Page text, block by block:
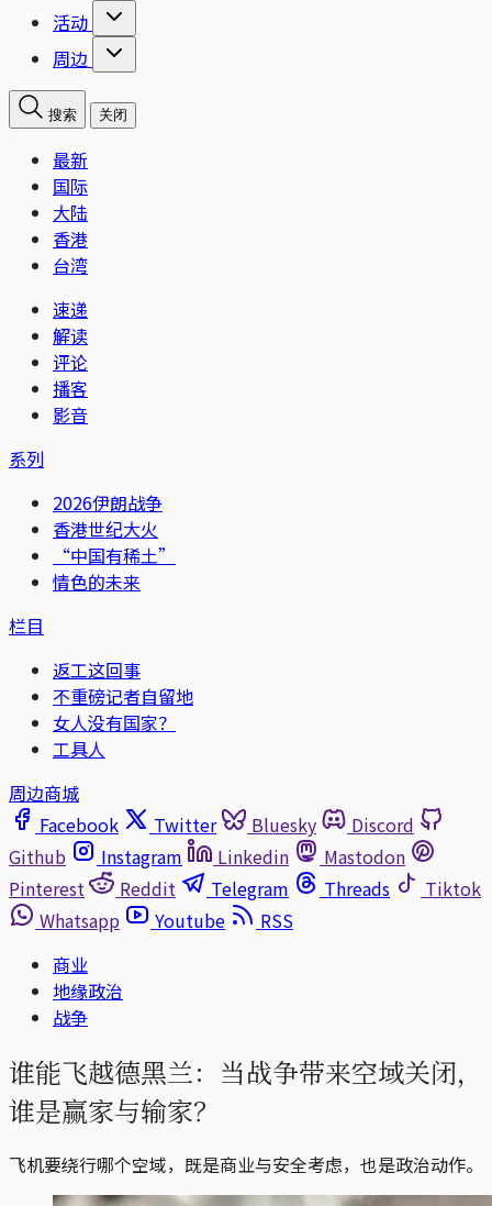
活动
周边
搜索 关闭
最新
国际
大陆
香港
台湾
速递
解读
评论
播客
影音
系列
2026伊朗战争
香港世纪大火
“中国有稀土”
情色的未来
栏目
返工这回事
不重磅记者自留地
女人没有国家？
工具人
周边商城
Facebook
Twitter Bluesky
Discord
Github
Instagram Linkedin
Mastodon
Pinterest
Reddit Telegram Threads
Tiktok
Whatsapp
Youtube
RSS
商业
地缘政治
战争
谁能飞越德黑兰：当战争带来空域关闭，
谁是赢家与输家？
飞机要绕行哪个空域，既是商业与安全考虑，也是政治动作。